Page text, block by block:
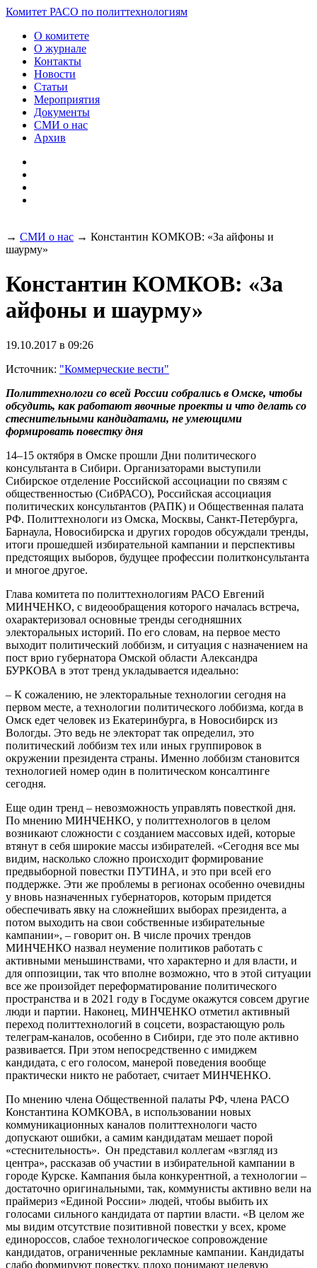
Комитет РАСО по политтехнологиям
О комитете
О журнале
Контакты
Новости
Статьи
Мероприятия
Документы
СМИ о нас
Архив
→ СМИ о нас → Константин КОМКОВ: «За айфоны и
шаурму»
Константин КОМКОВ: «За
айфоны и шаурму»
19.10.2017 в 09:26
Источник: "Коммерческие вести"
Политтехнологи со всей России собрались в Омске, чтобы
обсудить, как работают явочные проекты и что делать со
стеснительными кандидатами, не умеющими
формировать повестку дня
14–15 октября в Омске прошли Дни политического
консультанта в Сибири. Организаторами выступили
Сибирское отделение Российской ассоциации по связям с
общественностью (СибРАСО), Российская ассоциация
политических консультантов (РАПК) и Общественная палата
РФ. Политтехнологи из Омска, Москвы, Санкт-Петербурга,
Барнаула, Новосибирска и других городов обсуждали тренды,
итоги прошедшей избирательной кампании и перспективы
предстоящих выборов, будущее профессии политконсультанта
и многое другое.
Глава комитета по политтехнологиям РАСО Евгений
МИНЧЕНКО, с видеообращения которого началась встреча,
охарактеризовал основные тренды сегодняшних
электоральных историй. По его словам, на первое место
выходит политический лоббизм, и ситуация с назначением на
пост врио губернатора Омской области Александра
БУРКОВА в этот тренд укладывается идеально:
– К сожалению, не электоральные технологии сегодня на
первом месте, а технологии политического лоббизма, когда в
Омск едет человек из Екатеринбурга, в Новосибирск из
Вологды. Это ведь не электорат так определил, это
политический лоббизм тех или иных группировок в
окружении президента страны. Именно лоббизм становится
технологией номер один в политическом консалтинге
сегодня.
Еще один тренд – невозможность управлять повесткой дня.
По мнению МИНЧЕНКО, у политтехнологов в целом
возникают сложности с созданием массовых идей, которые
втянут в себя широкие массы избирателей. «Сегодня все мы
видим, насколько сложно происходит формирование
предвыборной повестки ПУТИНА, и это при всей его
поддержке. Эти же проблемы в регионах особенно очевидны
у вновь назначенных губернаторов, которым придется
обеспечивать явку на сложнейших выборах президента, а
потом выходить на свои собственные избирательные
кампании», – говорит он. В числе прочих трендов
МИНЧЕНКО назвал неумение политиков работать с
активными меньшинствами, что характерно и для власти, и
для оппозиции, так что вполне возможно, что в этой ситуации
все же произойдет переформатирование политического
пространства и в 2021 году в Госдуме окажутся совсем другие
люди и партии. Наконец, МИНЧЕНКО отметил активный
переход политтехнологий в соцсети, возрастающую роль
телеграм-каналов, особенно в Сибири, где это поле активно
развивается. При этом непосредственно с имиджем
кандидата, с его голосом, манерой поведения вообще
практически никто не работает, считает МИНЧЕНКО.
По мнению члена Общественной палаты РФ, члена РАСО
Константина КОМКОВА, в использовании новых
коммуникационных каналов политтехнологи часто
допускают ошибки, а самим кандидатам мешает порой
«стеснительность». Он представил коллегам «взгляд из
центра», рассказав об участии в избирательной кампании в
городе Курске. Кампания была конкурентной, а технологии –
достаточно оригинальными, так, коммунисты активно вели на
праймериз «Единой России» людей, чтобы выбить их
голосами сильного кандидата от партии власти. «В целом же
мы видим отсутствие позитивной повестки у всех, кроме
единороссов, слабое технологическое сопровождение
кандидатов, ограниченные рекламные кампании. Кандидаты
слабо формируют повестку, плохо понимают целевую